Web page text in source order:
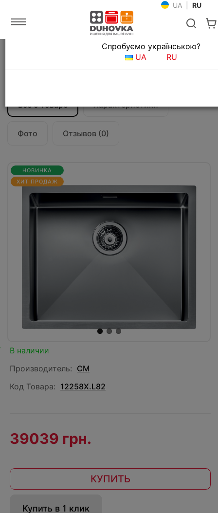
UA RU
Мойки и смесители Кухонные мойки
Кухонная мойка CM Iride 57Х45
Все о товаре Характеристики
Фото Отзывов (0)
Язык магазина
Спробуємо українською?
UA
RU
НОВИНКА
ХИТ ПРОДАЖ
В наличии
Производитель: CM
Код Товара: 12258X.L82
39039 грн.
КУПИТЬ
Купить в 1 клик